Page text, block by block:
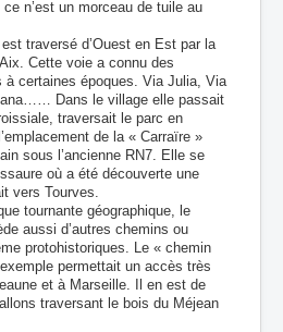
n’est un morceau de tuile au
traversé d’Ouest en Est par la
Cette voie a connu des
à certaines époques. Via Julia, Via
Dans le village elle passait
traversait le parc en
de la « Carraïre »
sous l’ancienne RN7. Elle se
où a été découverte une
vers Tourves.
tournante géographique, le
aussi d’autres chemins ou
protohistoriques. Le « chemin
permettait un accès très
et à Marseille. Il en est de
traversant le bois du Méjean